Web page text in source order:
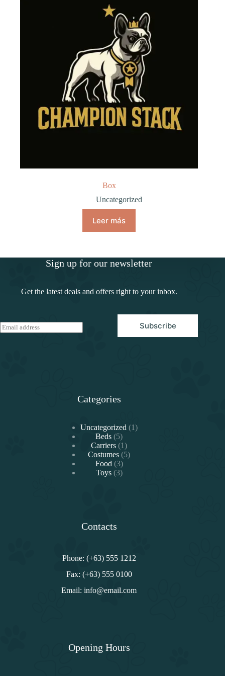
Box
Uncategorized
Leer más
Sign up for our newsletter
Get the latest deals and offers right to your inbox.
E
m
Subscribe
Categories
Uncategorized 11
Beds 55
productos
Carriers 11
producto
Costumes 55
Food 33
productos
Toys 33
Contacts
Phone: (+63) 555 1212
Fax: (+63) 555 0100
Email: info@email.com
Opening Hours